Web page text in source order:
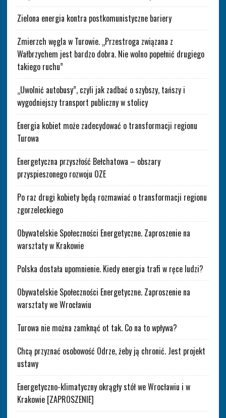
Zielona energia kontra postkomunistyczne bariery
Zmierzch węgla w Turowie. „Przestroga związana z
Wałbrzychem jest bardzo dobra. Nie wolno popełnić drugiego
takiego ruchu”
„Uwolnić autobusy”, czyli jak zadbać o szybszy, tańszy i
wygodniejszy transport publiczny w stolicy
Energia kobiet może zadecydować o transformacji regionu
Turowa
Energetyczna przyszłość Bełchatowa – obszary
przyspieszonego rozwoju OZE
Po raz drugi kobiety będą rozmawiać o transformacji regionu
zgorzeleckiego
Obywatelskie Społeczności Energetyczne. Zaproszenie na
warsztaty w Krakowie
Polska dostała upomnienie. Kiedy energia trafi w ręce ludzi?
Obywatelskie Społeczności Energetyczne. Zaproszenie na
warsztaty we Wrocławiu
Turowa nie można zamknąć ot tak. Co na to wpływa?
Chcą przyznać osobowość Odrze, żeby ją chronić. Jest projekt
ustawy
Energetyczno-klimatyczny okrągły stół we Wrocławiu i w
Krakowie [ZAPROSZENIE]